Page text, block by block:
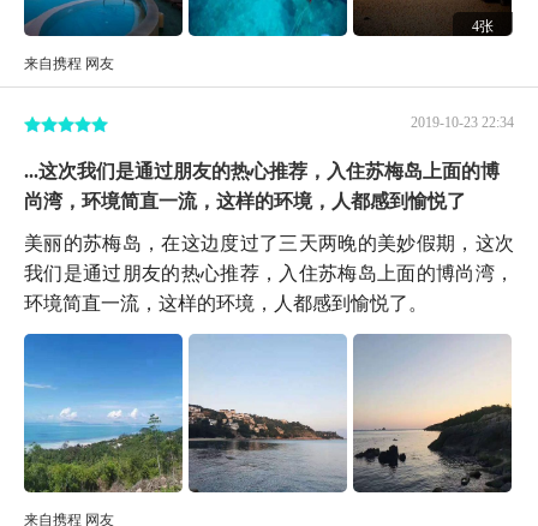
4张
来自携程 网友
2019-10-23 22:34
...这次我们是通过朋友的热心推荐，入住苏梅岛上面的博
尚湾，环境简直一流，这样的环境，人都感到愉悦了
美丽的苏梅岛，在这边度过了三天两晚的美妙假期，这次
我们是通过朋友的热心推荐，入住苏梅岛上面的博尚湾，
环境简直一流，这样的环境，人都感到愉悦了。
来自携程 网友